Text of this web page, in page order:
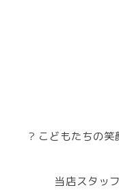
? こどもたちの笑
当店スタッ